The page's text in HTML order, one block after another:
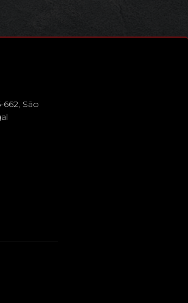
São